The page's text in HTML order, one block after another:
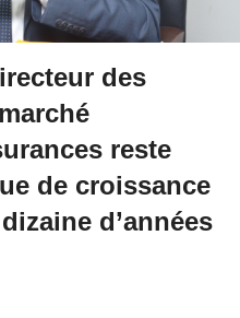
des
reste
de croissance
d’années